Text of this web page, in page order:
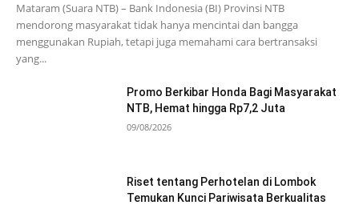
Mataram (Suara NTB) – Bank Indonesia (BI) Provinsi NTB
mendorong masyarakat tidak hanya mencintai dan bangga
menggunakan Rupiah, tetapi juga memahami cara bertransaksi
yang...
Promo Berkibar Honda Bagi Masyarakat
NTB, Hemat hingga Rp7,2 Juta
09/08/2026
Riset tentang Perhotelan di Lombok
Temukan Kunci Pariwisata Berkualitas